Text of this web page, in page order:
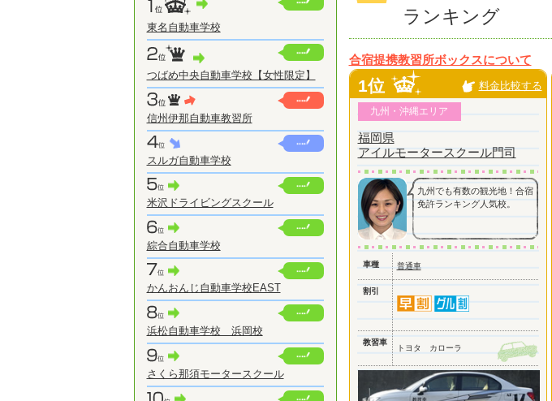
東名自動車学校
つばめ中央自動車学校【女性限定】
信州伊那自動車教習所
スルガ自動車学校
米沢ドライビングスクール
綜合自動車学校
かんおんじ自動車学校EAST
浜松自動車学校 浜岡校
さくら那須モータースクール
ランキング
合宿提携教習所ボックスについて
1位 料金比較する
九州・沖縄エリア
福岡県
アイルモータースクール門司
九州でも有数の観光地！合宿
免許ランキング人気校。
車種 普通車
割引
教習車
トヨタ カローラ